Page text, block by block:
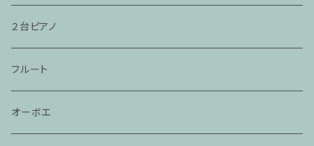
２台ピアノ
フルート
オーボエ